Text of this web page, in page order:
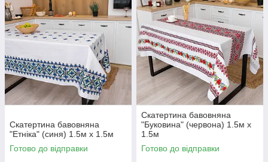
Скатертина бавовняна
"Етніка" (синя) 1.5м х 1.5м
Готово до відправки
Скатертина бавовняна
"Буковина" (червона) 1.5м х
1.5м
Готово до відправки